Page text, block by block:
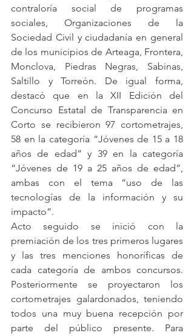
contraloría social de programas
sociales, Organizaciones de la
Sociedad Civil y ciudadanía en general
de los municipios de Arteaga, Frontera,
Monclova, Piedras Negras, Sabinas,
Saltillo y Torreón. De igual forma,
destacó que en la XII Edición del
Concurso Estatal de Transparencia en
Corto se recibieron 97 cortometrajes,
58 en la categoría “Jóvenes de 15 a 18
años de edad” y 39 en la categoría
“Jóvenes de 19 a 25 años de edad”,
ambas con el tema “uso de las
tecnologías de la información y su
impacto”.
Acto seguido se inició con la
premiación de los tres primeros lugares
y las tres menciones honoríficas de
cada categoría de ambos concursos.
Posteriormente se proyectaron los
cortometrajes galardonados, teniendo
todos una muy buena recepción por
parte del público presente. Para